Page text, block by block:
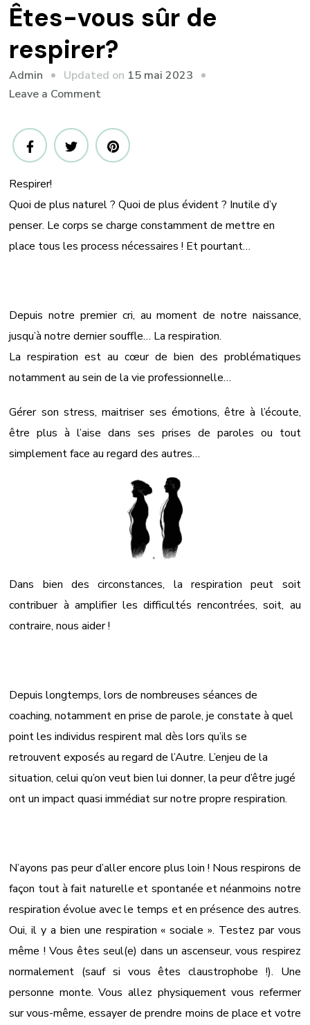
Êtes-vous sûr de
respirer?
Admin Updated on 15 mai 2023
Leave a Commenton
vous
sûr
Respirer!
Quoi de plus naturel ? Quoi de plus évident ? Inutile d’y
penser. Le corps se charge constamment de mettre en
place tous les process nécessaires ! Et pourtant…
Depuis notre premier cri, au moment de notre naissance,
jusqu’à notre dernier souffle… La respiration.
La respiration est au cœur de bien des problématiques
notamment au sein de la vie professionnelle…
Gérer son stress, maitriser ses émotions, être à l’écoute,
être plus à l’aise dans ses prises de paroles ou tout
simplement face au regard des autres…
Dans bien des circonstances, la respiration peut soit
contribuer à amplifier les difficultés rencontrées, soit, au
contraire, nous aider !
Depuis longtemps, lors de nombreuses séances de
coaching, notamment en prise de parole, je constate à quel
point les individus respirent mal dès lors qu’ils se
retrouvent exposés au regard de l’Autre. L’enjeu de la
situation, celui qu’on veut bien lui donner, la peur d’être jugé
ont un impact quasi immédiat sur notre propre respiration.
N’ayons pas peur d’aller encore plus loin ! Nous respirons de
façon tout à fait naturelle et spontanée et néanmoins notre
respiration évolue avec le temps et en présence des autres.
Oui, il y a bien une respiration « sociale ». Testez par vous
même ! Vous êtes seul(e) dans un ascenseur, vous respirez
normalement (sauf si vous êtes claustrophobe !). Une
personne monte. Vous allez physiquement vous refermer
sur vous-même, essayer de prendre moins de place et votre